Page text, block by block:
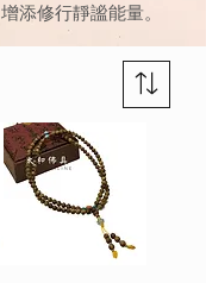
增添修行靜謐能量。